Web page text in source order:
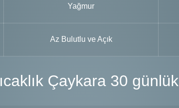
Yağmur
Az Bulutlu ve Açık
Sıcaklık Çaykara 30 günlük